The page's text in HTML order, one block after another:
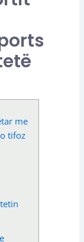
me
tifoz